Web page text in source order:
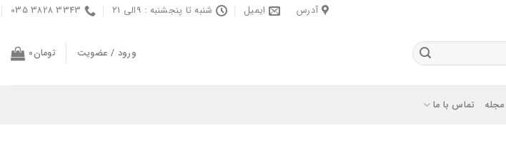
آدرس ایمیل شنبه تا پنجشنبه : ۹الی ۲۱ 3343 3828 035
ورود / عضویت تومان0
مجله تماس با ما